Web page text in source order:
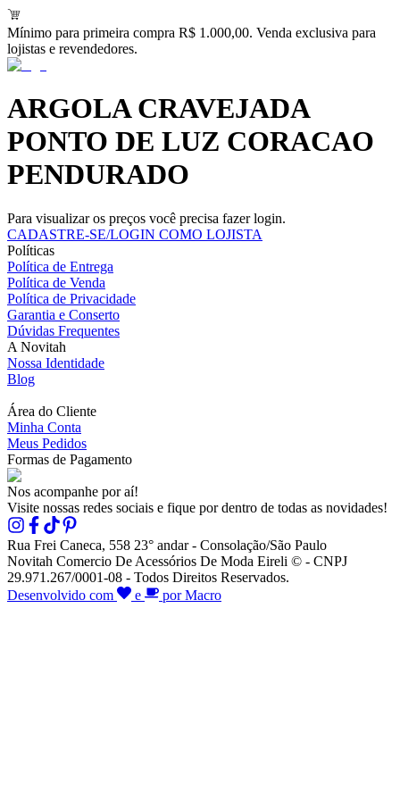
Mínimo para primeira compra R$ 1.000,00. Venda exclusiva para
lojistas e revendedores.
ARGOLA CRAVEJADA
PONTO DE LUZ CORACAO
PENDURADO
Para visualizar os preços você precisa fazer login.
CADASTRE-SE/LOGIN COMO LOJISTA
Políticas
Política de Entrega
Política de Venda
Política de Privacidade
Garantia e Conserto
Dúvidas Frequentes
A Novitah
Nossa Identidade
Blog
Área do Cliente
Minha Conta
Meus Pedidos
Formas de Pagamento
Nos acompanhe por aí!
Visite nossas redes sociais e fique por dentro de todas as novidades!
Rua Frei Caneca, 558 23° andar - Consolação/São Paulo
Novitah Comercio De Acessórios De Moda Eireli © - CNPJ
29.971.267/0001-08 - Todos Direitos Reservados.
Desenvolvido com
e por Macro